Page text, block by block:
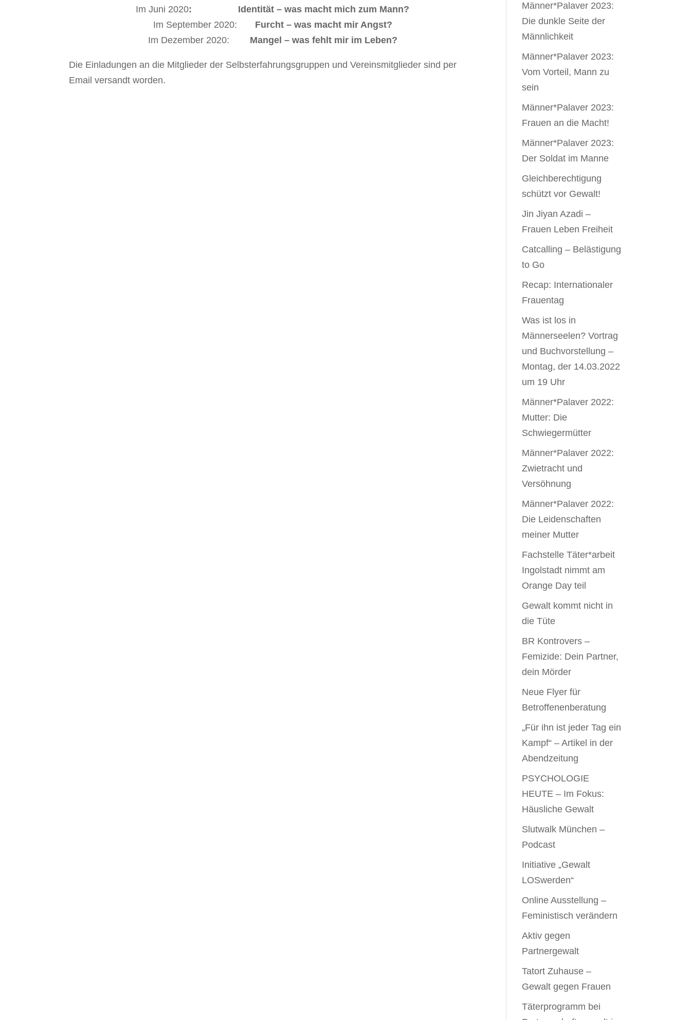
Im Juni 2020: Identität – was macht mich zum Mann?
Im September 2020: Furcht – was macht mir Angst?
Im Dezember 2020: Mangel – was fehlt mir im Leben?
Die Einladungen an die Mitglieder der Selbsterfahrungsgruppen und Vereinsmitglieder sind per
Email versandt worden.
Männer*Palaver 2023:
Die dunkle Seite der
Männlichkeit
Männer*Palaver 2023:
Vom Vorteil, Mann zu
sein
Männer*Palaver 2023:
Frauen an die Macht!
Männer*Palaver 2023:
Der Soldat im Manne
Gleichbe­rechtigung
schützt vor Gewalt!
Jin Jiyan Azadi –
Frauen Leben Freiheit
Catcalling – Belästigung
to Go
Recap: Internationaler
Frauentag
Was ist los in
Männerseelen? Vortrag
und Buchvorstellung –
Montag, der 14.03.2022
um 19 Uhr
Männer*Palaver 2022:
Mutter: Die
Schwiegermütter
Männer*Palaver 2022:
Zwietracht und
Versöhnung
Männer*Palaver 2022:
Die Leidenschaften
meiner Mutter
Fachstelle Täter*arbeit
Ingolstadt nimmt am
Orange Day teil
Gewalt kommt nicht in
die Tüte
BR Kontrovers –
Femizide: Dein Partner,
dein Mörder
Neue Flyer für
Betroffenenberatung
„Für ihn ist jeder Tag ein
Kampf“ – Artikel in der
Abendzeitung
PSYCHOLOGIE
HEUTE – Im Fokus:
Häusliche Gewalt
Slutwalk München –
Podcast
Initiative „Gewalt
LOSwerden“
Online Ausstellung –
Feministisch verändern
Aktiv gegen
Partnergewalt
Tatort Zuhause –
Gewalt gegen Frauen
Täterprogramm bei